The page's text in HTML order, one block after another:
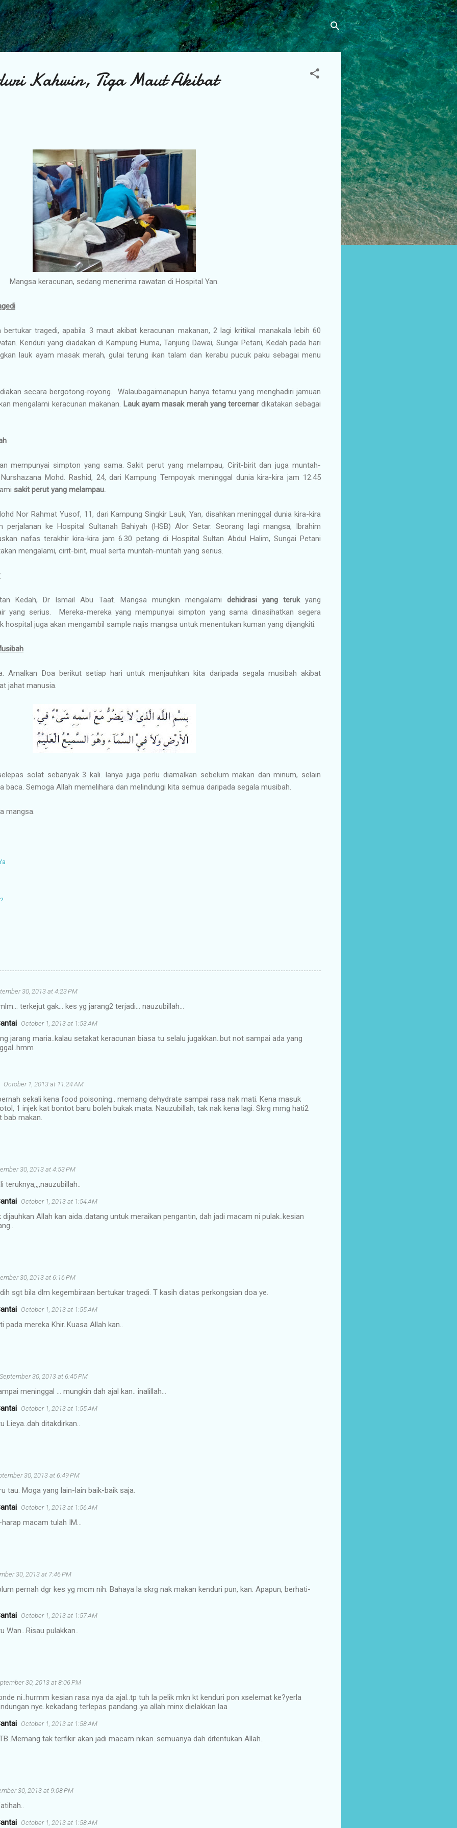
Skip to main content
Kahwin, Tiga Maut Akibat
Mangsa keracunan, sedang menerima rawatan di Hospital Yan.
bertukar tragedi, apabila 3 maut akibat keracunan makanan, 2 lagi kritikal manakala lebih 60
Kenduri yang diadakan di Kampung Huma, Tanjung Dawai, Sungai Petani, Kedah pada hari
lauk ayam masak merah, gulai terung ikan talam dan kerabu pucuk paku sebagai menu
secara bergotong-royong. Walaubagaimanapun hanya tetamu yang menghadiri jamuan
mengalami keracunan makanan. Lauk ayam masak merah yang tercemardikatakan sebagai
mempunyai simpton yang sama. Sakit perut yang melampau, Cirit-birit dan juga muntah-
Mohd. Rashid, 24, dari Kampung Tempoyak meninggal dunia kira-kira jam 12.45
sakit perut yang melampau.
Nor Rahmat Yusof, 11, dari Kampung Singkir Lauk, Yan, disahkan meninggal dunia kira-kira
ke Hospital Sultanah Bahiyah (HSB) Alor Setar. Seorang lagi mangsa, Ibrahim
nafas terakhir kira-kira jam 6.30 petang di Hospital Sultan Abdul Halim, Sungai Petani
mengalami, cirit-birit, mual serta muntah-muntah yang serius.
Kedah, Dr Ismail Abu Taat. Mangsa mungkin mengalami dehidrasi yang terukyang
yang serius. Mereka-mereka yang mempunyai simpton yang sama dinasihatkan segera
hospital juga akan mengambil sample najis mangsa untuk menentukan kuman yang dijangkiti.
Amalkan Doa berikut setiap hari untuk menjauhkan kita daripada segala musibah akibat
jahat manusia.
solat sebanyak 3 kali. Ianya juga perlu diamalkan sebelum makan dan minum, selain
baca. Semoga Allah memelihara dan melindungi kita semua daripada segala musibah.
mangsa.
30, 2013 at 4:23 PM
terkejut gak... kes yg jarang2 terjadi... nauzubillah...
October 1, 2013 at 1:53 AM
jarang maria..kalau setakat keracunan biasa tu selalu jugakkan..but not sampai ada yang
October 1, 2013 at 11:24 AM
sekali kena food poisoning.. memang dehydrate sampai rasa nak mati. Kena masuk
1 injek kat bontot baru boleh bukak mata. Nauzubillah, tak nak kena lagi. Skrg mmg hati2
bab makan.
30, 2013 at 4:53 PM
teruknya,,,,nauzubillah..
October 1, 2013 at 1:54 AM
dijauhkan Allah kan aida..datang untuk meraikan pengantin, dah jadi macam ni pulak..kesian
30, 2013 at 6:16 PM
sgt bila dlm kegembiraan bertukar tragedi. T kasih diatas perkongsian doa ye.
October 1, 2013 at 1:55 AM
pada mereka Khir..Kuasa Allah kan..
September 30, 2013 at 6:45 PM
meninggal ... mungkin dah ajal kan.. inalillah...
October 1, 2013 at 1:55 AM
Lieya..dah ditakdirkan..
30, 2013 at 6:49 PM
tau. Moga yang lain-lain baik-baik saja.
October 1, 2013 at 1:56 AM
macam tulah IM...
30, 2013 at 7:46 PM
pernah dgr kes yg mcm nih. Bahaya la skrg nak makan kenduri pun, kan. Apapun, berhati-
October 1, 2013 at 1:57 AM
Wan...Risau pulakkan..
30, 2013 at 8:06 PM
ni..hurmm kesian rasa nya da ajal..tp tuh la pelik mkn kt kenduri pon xselemat ke?yerla
nye..kekadang terlepas pandang..ya allah minx dielakkan laa
October 1, 2013 at 1:58 AM
tak terfikir akan jadi macam nikan..semuanya dah ditentukan Allah..
30, 2013 at 9:08 PM
October 1, 2013 at 1:58 AM